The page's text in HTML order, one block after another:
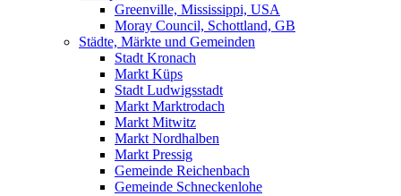
Greenville, Mississippi, USA
Moray Council, Schottland, GB
Städte, Märkte und Gemeinden
Stadt Kronach
Markt Küps
Stadt Ludwigsstadt
Markt Marktrodach
Markt Mitwitz
Markt Nordhalben
Markt Pressig
Gemeinde Reichenbach
Gemeinde Schneckenlohe